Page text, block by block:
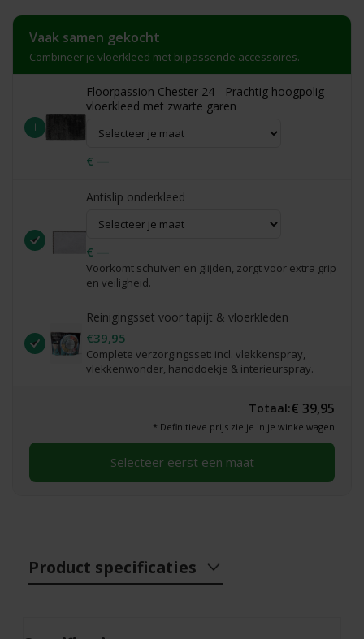
Vaak samen gekocht
Combineer je vloerkleed met bijpassende accessoires.
+
Floorpassion Chester 24 - Prachtig hoogpolig
vloerkleed met zwarte garen
€ —
Antislip onderkleed
€ —
Voorkomt schuiven en glijden, zorgt voor extra grip
en veiligheid.
Reinigingsset voor tapijt & vloerkleden
€39,95
Complete verzorgingsset: incl. vlekkenspray,
vlekkenwonder, handdoekje & interieurspray.
Totaal:€ 39,95
* Definitieve prijs zie je in je winkelwagen
Selecteer eerst een maat
Product specificaties